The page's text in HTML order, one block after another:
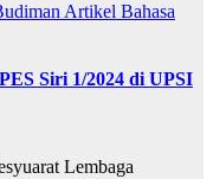
Artikel Bahasa
Siri 1/2024 di UPSI
Lembaga